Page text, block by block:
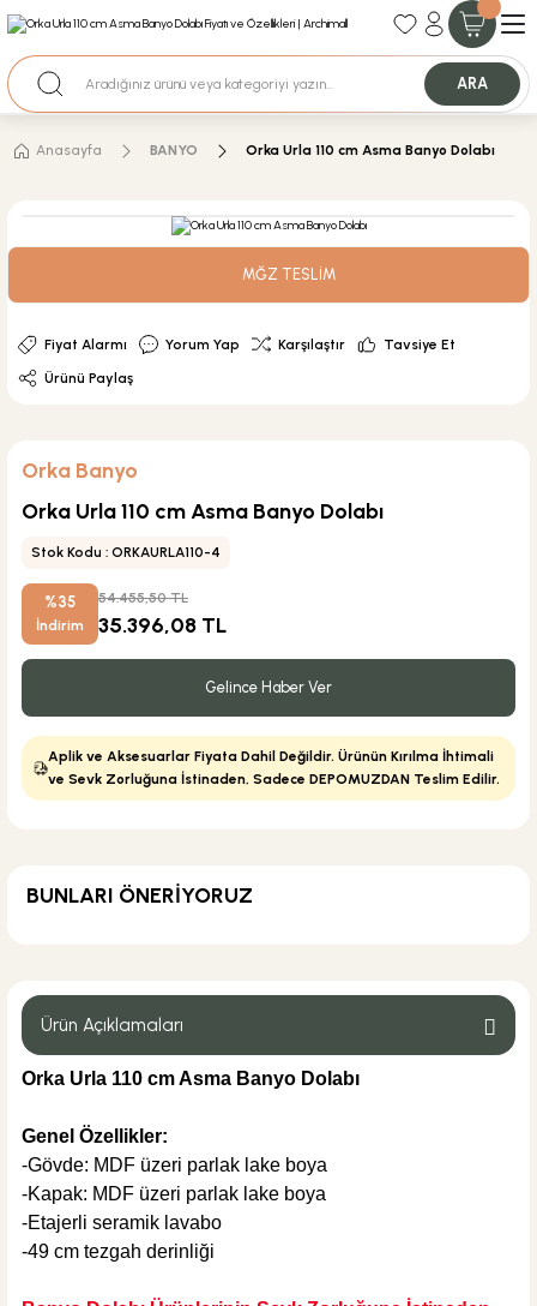
35+ Yıllık Tecrübe
Nakit Ödemeli Özel Fiyatlar için Bizden Teklif Alabilirsiniz.
ARA
Anasayfa BANYO Orka Urla 110 cm Asma Banyo Dolabı
MĞZ TESLİM
Fiyat Alarmı Yorum Yap Karşılaştır
Tavsiye Et
Ürünü Paylaş
Orka Banyo
Orka Urla 110 cm Asma Banyo Dolabı
Stok Kodu : ORKAURLA110-4
%35
İndirim
54.455,50 TL
35.396,08 TL
Gelince Haber Ver
Aplik ve Aksesuarlar Fiyata Dahil Değildir. Ürünün Kırılma İhtimali
ve Sevk Zorluğuna İstinaden, Sadece DEPOMUZDAN Teslim Edilir.
BUNLARI ÖNERİYORUZ
1.920,00 TL
Sepete Ekle
Hansgrohe
Ürün Açıklamaları
Orka Urla 110 cm Asma Banyo Dolabı
Genel Özellikler:
-Gövde: MDF üzeri parlak lake boya
-Kapak: MDF üzeri parlak lake boya
-Etajerli seramik lavabo
-49 cm tezgah derinliği